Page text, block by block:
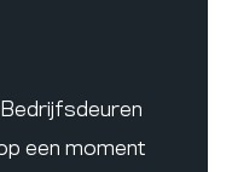
een moment